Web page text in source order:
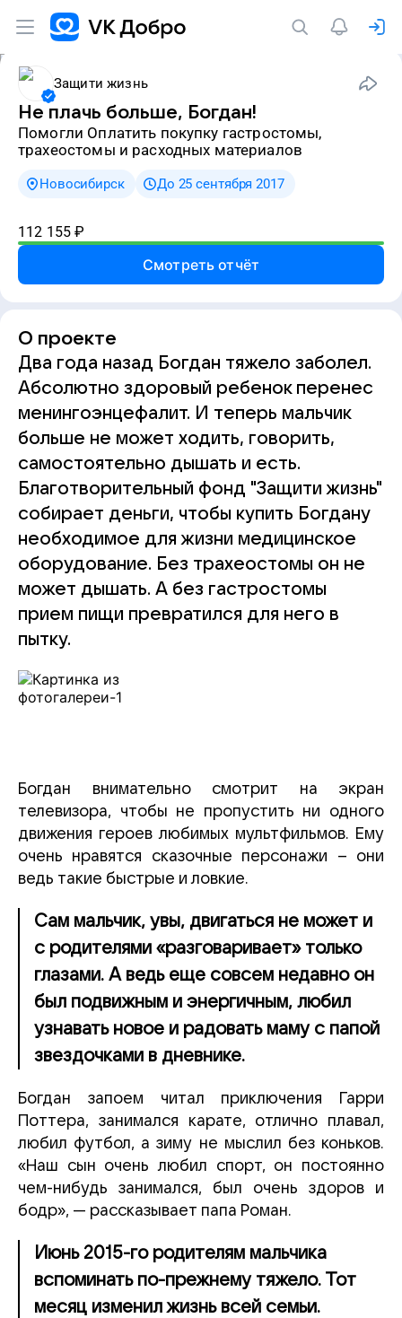
Защити жизнь
Не плачь больше, Богдан!
Помогли Оплатить покупку гастростомы,
трахеостомы и расходных материалов
Новосибирск До 25 сентября 2017
112 155 ₽
Смотреть отчёт
О проекте
Два года назад Богдан тяжело заболел.
Абсолютно здоровый ребенок перенес
менингоэнцефалит. И теперь мальчик
больше не может ходить, говорить,
самостоятельно дышать и есть.
Благотворительный фонд "Защити жизнь"
собирает деньги, чтобы купить Богдану
необходимое для жизни медицинское
оборудование. Без трахеостомы он не
может дышать. А без гастростомы
прием пищи превратился для него в
пытку.
Богдан внимательно смотрит на экран
телевизора, чтобы не пропустить ни одного
движения героев любимых мультфильмов. Ему
очень нравятся сказочные персонажи – они
ведь такие быстрые и ловкие.
Сам мальчик, увы, двигаться не может и
с родителями «разговаривает» только
глазами. А ведь еще совсем недавно он
был подвижным и энергичным, любил
узнавать новое и радовать маму с папой
звездочками в дневнике.
Богдан запоем читал приключения Гарри
Поттера, занимался карате, отлично плавал,
любил футбол, а зиму не мыслил без коньков.
«Наш сын очень любил спорт, он постоянно
чем-нибудь занимался, был очень здоров и
бодр», — рассказывает папа Роман.
Июнь 2015-го родителям мальчика
вспоминать по-прежнему тяжело. Тот
месяц изменил жизнь всей семьи.